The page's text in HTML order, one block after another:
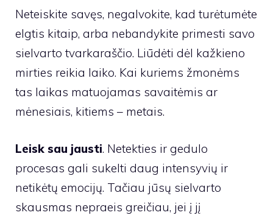
Neteiskite savęs, negalvokite, kad turėtumėte
elgtis kitaip, arba nebandykite primesti savo
sielvarto tvarkaraščio. Liūdėti dėl kažkieno
mirties reikia laiko. Kai kuriems žmonėms
tas laikas matuojamas savaitėmis ar
mėnesiais, kitiems – metais.
Leisk sau jausti. Netekties ir gedulo
procesas gali sukelti daug intensyvių ir
netikėtų emocijų. Tačiau jūsų sielvarto
skausmas nepraeis greičiau, jei į jį